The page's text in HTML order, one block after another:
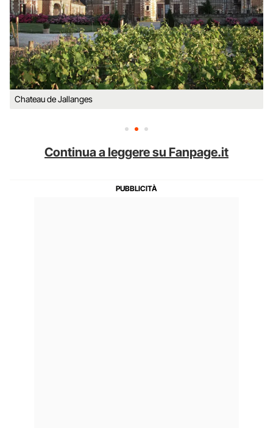
Chateau de Jallanges
Continua a leggere su Fanpage.it